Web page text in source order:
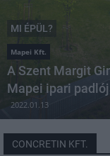
MI ÉPÜL?
Mapei Kft.
A Szent Margit
Mapei ipari
2022.01.13
CONCRETIN KFT.